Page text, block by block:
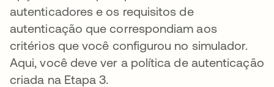
autenticadores e os requisitos de
autenticação que correspondiam aos
critérios que você configurou no simulador.
Aqui, você deve ver a política de autenticação
criada na Etapa 3.